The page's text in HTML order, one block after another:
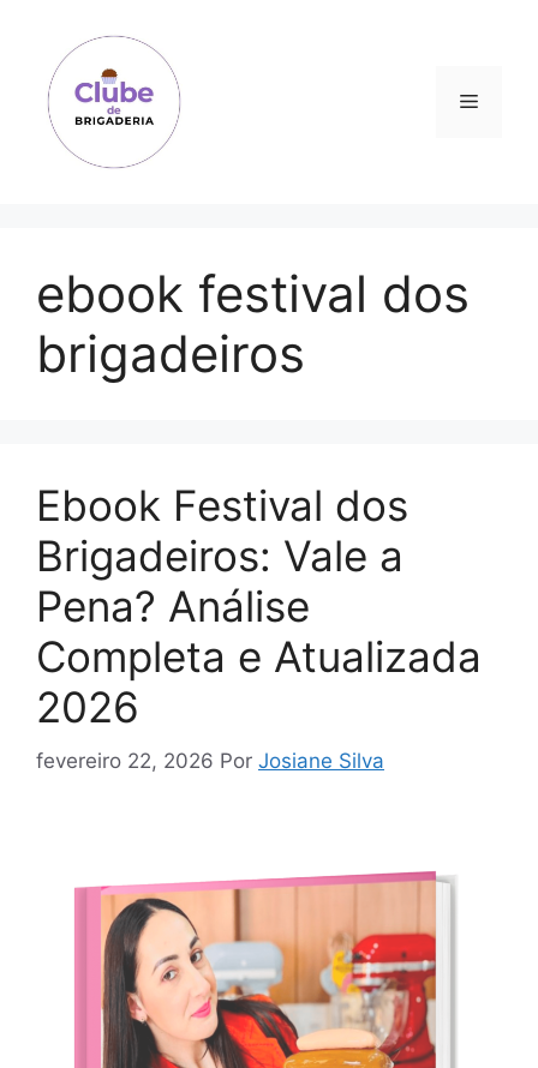
conteúdo
Menu
ebook festival dos
brigadeiros
Ebook Festival dos
Brigadeiros: Vale a
Pena? Análise
Completa e Atualizada
2026
fevereiro 22, 2026 Por Josiane Silva